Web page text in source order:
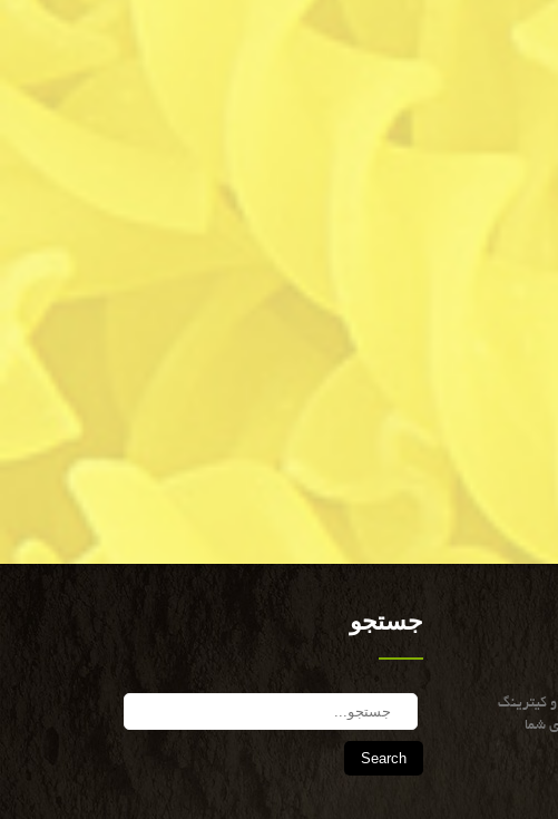
جستجو
كیترینگ
شما